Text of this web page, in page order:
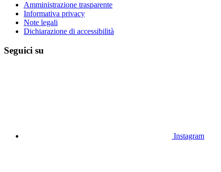
Amministrazione trasparente
Informativa privacy
Note legali
Dichiarazione di accessibilità
Seguici su
Instagram